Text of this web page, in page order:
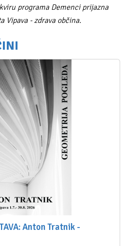
programa Demenci prijazna
Vipava - zdrava občina.
Anton Tratnik -